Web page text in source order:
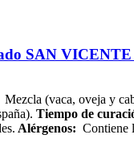
SAN VICENTE
Mezcla (vaca, oveja y
Tiempo de
Alérgenos: Contiene